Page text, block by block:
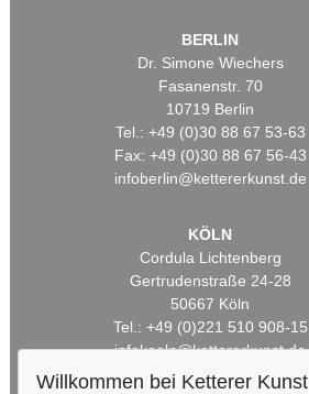
BERLIN
Dr. Simone Wiechers
Fasanenstr. 70
10719 Berlin
Tel.: +49 (0)30 88 67 53-63
Fax: +49 (0)30 88 67 56-43
infoberlin@kettererkunst.de
KÖLN
Cordula Lichtenberg
Gertrudenstraße 24-28
50667 Köln
Tel.: +49 (0)221 510 908-15
infokoeln@kettererkunst.de
Willkommen bei Ketterer Kunst